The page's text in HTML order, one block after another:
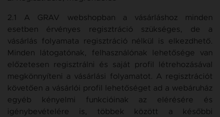
2.1 A GRAV webshopban a vásárláshoz minden
esetben érvényes regisztráció szükséges, de a
vásárlás folyamata regisztráció nélkül is elkezdhető.
Minden látogatónak, felhasználónak lehetősége van
előzetesen regisztrálni és saját profil létrehozásával
megkönnyíteni a vásárlási folyamatot. A regisztrációt
követően a vásárlói profil lehetőséget ad a webáruház
egyéb kényelmi funkcióinak az elérésére és
igénybevételére is, többek között a későbbi